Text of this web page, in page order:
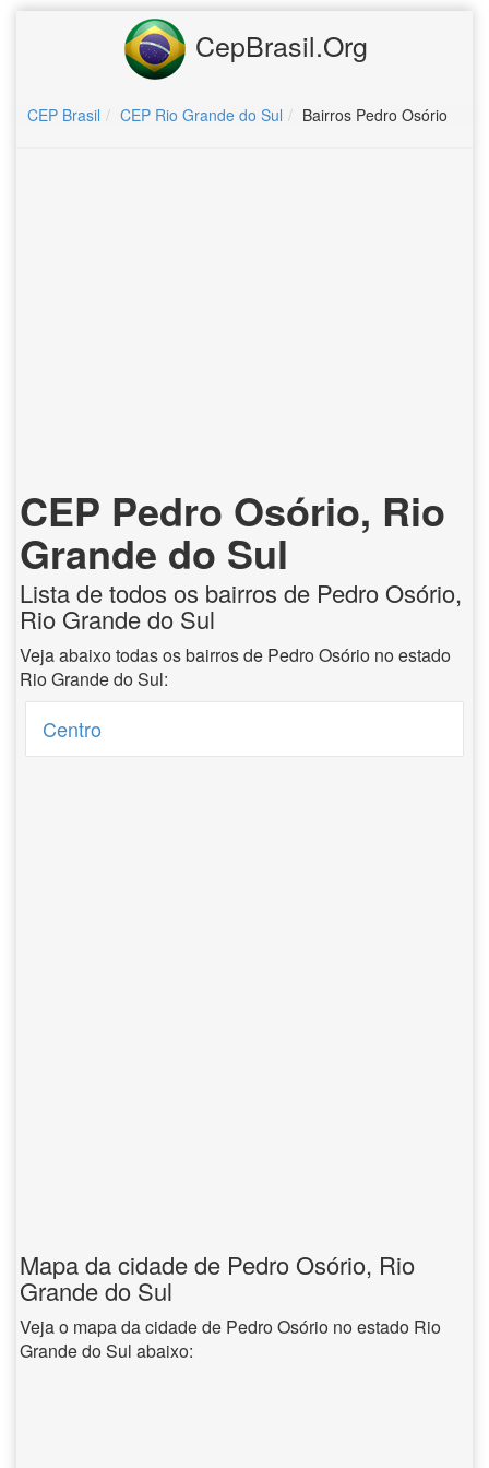
CepBrasil.Org
CEP Brasil CEP Rio Grande do Sul Bairros Pedro Osório
CEP Pedro Osório, Rio
Grande do Sul
Lista de todos os bairros de Pedro Osório,
Rio Grande do Sul
Veja abaixo todas os bairros de Pedro Osório no estado
Rio Grande do Sul:
Centro
Mapa da cidade de Pedro Osório, Rio
Grande do Sul
Veja o mapa da cidade de Pedro Osório no estado Rio
Grande do Sul abaixo: